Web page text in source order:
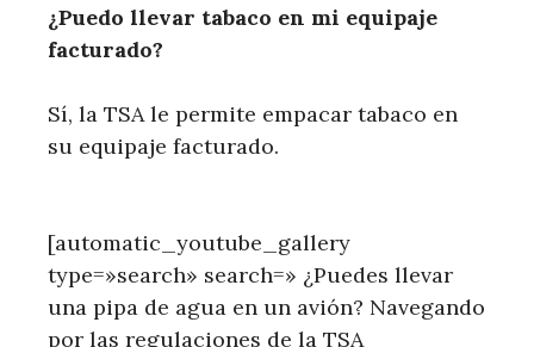
¿Puedo llevar tabaco en mi equipaje
facturado?
Sí, la TSA le permite empacar tabaco en
su equipaje facturado.
[automatic_youtube_gallery
type=»search» search=» ¿Puedes llevar
una pipa de agua en un avión? Navegando
por las regulaciones de la TSA